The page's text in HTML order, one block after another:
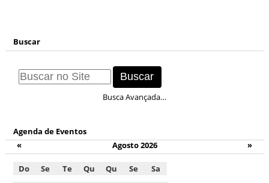
Buscar
Busca Avançada…
Agenda de Eventos
«
Agosto 2026 »
Do Se Te Qu Qu Se
Sa